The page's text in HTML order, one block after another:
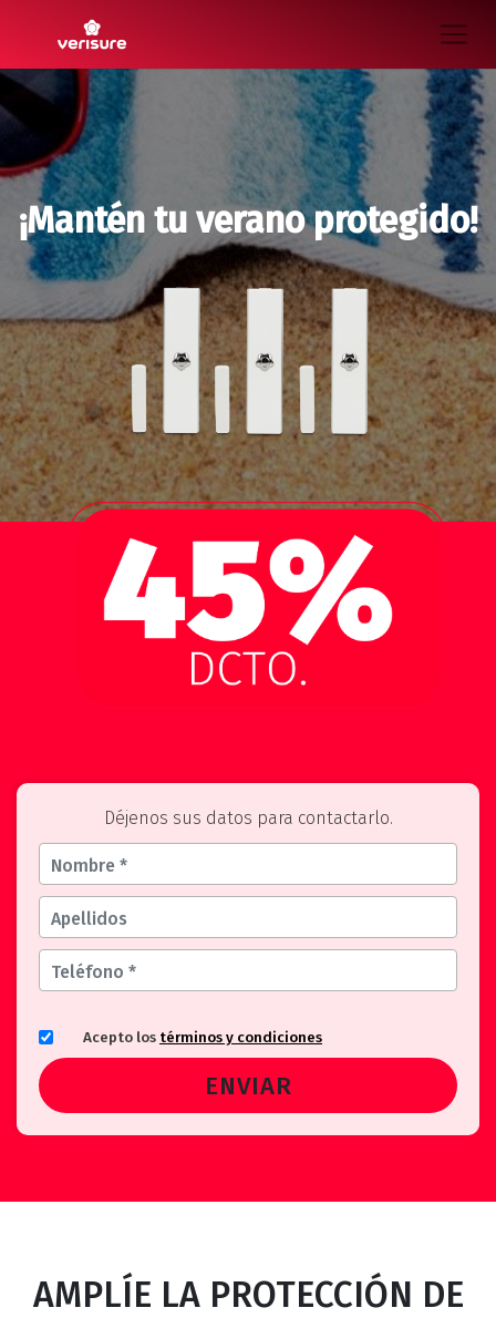
¡Mantén tu verano protegido!
Déjenos sus datos para contactarlo.
Acepto los términos y condiciones
AMPLÍE LA PROTECCIÓN DE